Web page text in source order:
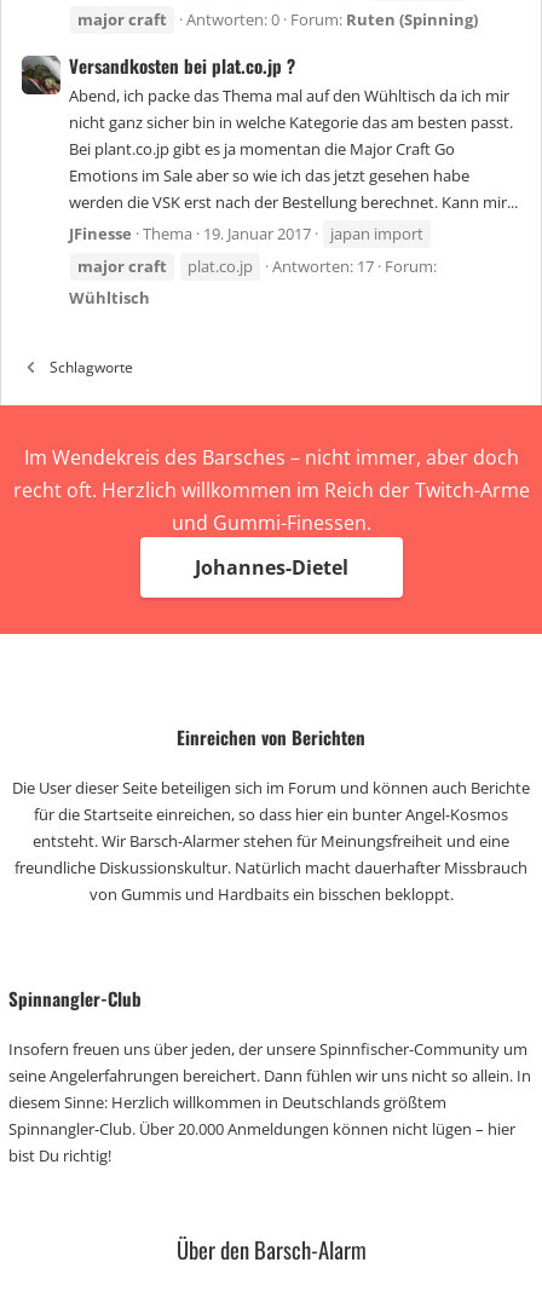
majorcraft Antworten: 0 Forum: Ruten (Spinning)
Versandkosten bei plat.co.jp ?
Abend, ich packe das Thema mal auf den Wühltisch da ich mir
nicht ganz sicher bin in welche Kategorie das am besten passt.
Bei plant.co.jp gibt es ja momentan die Major Craft Go
Emotions im Sale aber so wie ich das jetzt gesehen habe
werden die VSK erst nach der Bestellung berechnet. Kann mir...
JFinesse Thema 19. Januar 2017
japan import
majorcraft plat.co.jp Antworten: 17 Forum:
Wühltisch
Schlagworte
Im Wendekreis des Barsches – nicht immer, aber doch
recht oft. Herzlich willkommen im Reich der Twitch-Arme
und Gummi-Finessen.
Johannes-Dietel
Einreichen von Berichten
Die User dieser Seite beteiligen sich im Forum und können auch Berichte
für die Startseite einreichen, so dass hier ein bunter Angel-Kosmos
entsteht. Wir Barsch-Alarmer stehen für Meinungsfreiheit und eine
freundliche Diskussionskultur. Natürlich macht dauerhafter Missbrauch
von Gummis und Hardbaits ein bisschen bekloppt.
Spinnangler-Club
Insofern freuen uns über jeden, der unsere Spinnfischer-Community um
seine Angelerfahrungen bereichert. Dann fühlen wir uns nicht so allein. In
diesem Sinne: Herzlich willkommen in Deutschlands größtem
Spinnangler-Club. Über 20.000 Anmeldungen können nicht lügen – hier
bist Du richtig!
Über den Barsch-Alarm